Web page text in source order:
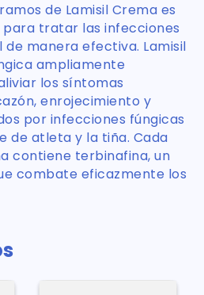
de Lamisil Crema es
tratar las infecciones
de manera efectiva. Lamisil
ampliamente
los síntomas
enrojecimiento y
por infecciones fúngicas
de atleta y la tiña. Cada
contiene terbinafina, un
combate eficazmente los